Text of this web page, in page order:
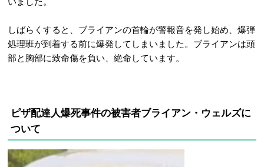
しばらくすると、ブライアンの首輪が警報音を発し始め、爆弾
処理班が到着する前に爆発してしまいました。 ブライアンは頭
部と胸部に致命傷を負い、絶命しています。
ピザ配達人爆死事件の被害者ブライアン・ウェルズに
ついて